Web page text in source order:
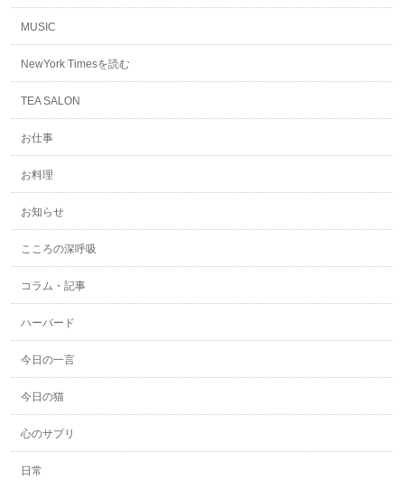
MUSIC
NewYork Timesを読む
TEA SALON
お仕事
お料理
お知らせ
こころの深呼吸
コラム・記事
ハーバード
今日の一言
今日の猫
心のサプリ
日常